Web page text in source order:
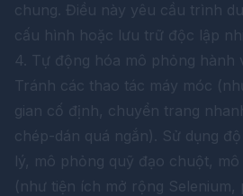
chung. Điều này yêu cầu trình
cấu hình hoặc lưu trữ độc lập
4. Tự động hóa mô phỏng hành
Tránh các thao tác máy móc
gian cố định, chuyển trang
chép-dán quá ngắn). Sử dụng
lý, mô phỏng quỹ đạo chuột, mô
(như tiện ích mở rộng Selenium,